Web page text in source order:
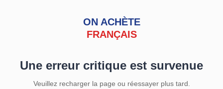
ON ACHÈTE
FRANÇAIS
Une erreur critique est survenue
Veuillez recharger la page ou réessayer plus tard.